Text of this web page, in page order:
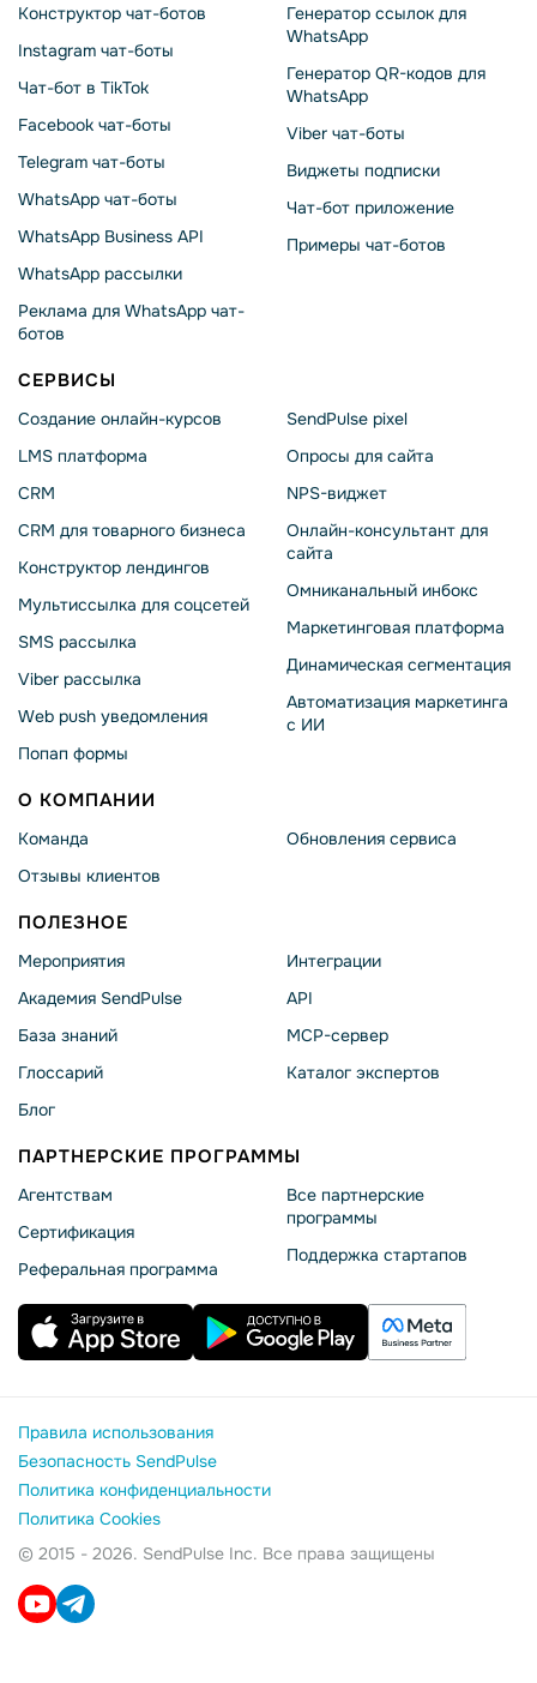
Конструктор чат-ботов
Instagram чат-боты
Чат-бот в TikTok
Facebook чат-боты
Telegram чат-боты
WhatsApp чат-боты
WhatsApp Business API
WhatsApp рассылки
Реклама для WhatsApp чат-
ботов
Генератор ссылок для
WhatsApp
Генератор QR-кодов для
WhatsApp
Viber чат-боты
Виджеты подписки
Чат-бот приложение
Примеры чат-ботов
СЕРВИСЫ
Создание онлайн-курсов
LMS платформа
CRM
CRM для товарного бизнеса
Конструктор лендингов
Мультиссылка для соцсетей
SMS рассылка
Viber рассылка
Web push уведомления
Попап формы
SendPulse pixel
Опросы для сайта
NPS-виджет
Онлайн-консультант для
сайта
Омниканальный инбокс
Маркетинговая платформа
Динамическая сегментация
Автоматизация маркетинга
с ИИ
О КОМПАНИИ
Команда
Отзывы клиентов
Обновления сервиса
ПОЛЕЗНОЕ
Мероприятия
Академия SendPulse
База знаний
Глоссарий
Блог
Интеграции
API
MCP-сервер
Каталог экспертов
ПАРТНЕРСКИЕ ПРОГРАММЫ
Агентствам
Сертификация
Реферальная программа
Все партнерские
программы
Поддержка стартапов
Правила использования
Безопасность SendPulse
Политика конфиденциальности
Политика Cookies
© 2015 - 2026. SendPulse Inc. Все права защищены